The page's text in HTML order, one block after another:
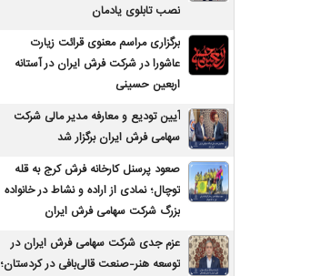
نصب تابلوی یادمان
برگزاری مراسم معنوی قرائت زیارت
عاشورا در شرکت فرش ایران در آستانه
اربعین حسینی
آیین تودیع و معارفه مدیر مالی شرکت
سهامی فرش ایران برگزار شد
صعود پرسنل کارخانه فرش کرج به قله
توچال؛ نمادی از اراده و نشاط در خانواده
بزرگ شرکت سهامی فرش ایران
عزم جدی شرکت سهامی فرش ایران در
توسعه هنر-صنعت قالی‌بافی در کردستان؛